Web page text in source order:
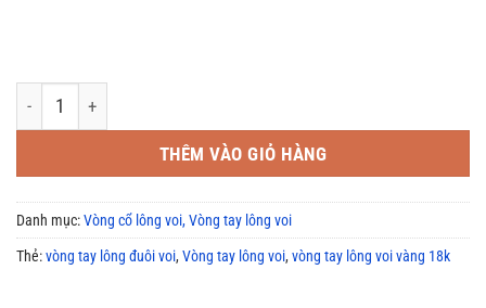
Vòng tay lông đuôi voi nam 2 đầu rồng 3D kết hợp 54 sợi lông
THÊM VÀO GIỎ HÀNG
Danh mục:Vòng cổ lông voi, Vòng tay lông voi
Thẻ:vòng tay lông đuôi voi, Vòng tay lông voi, vòng tay lông voi vàng 18k